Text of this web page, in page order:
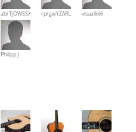
abrTjQWSSXuVznPolErprgwYZARUTZQyCWESpD
visualkit6
Philipp-J